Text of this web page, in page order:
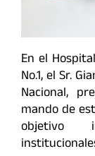
En el
No.1, el Sr.
Nacional,
mando de
objetivo